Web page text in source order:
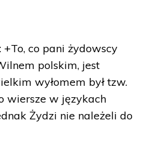
+To, co pani żydowscy
polskim, jest
wyłomem był tzw.
wiersze w językach
Żydzi nie należeli do